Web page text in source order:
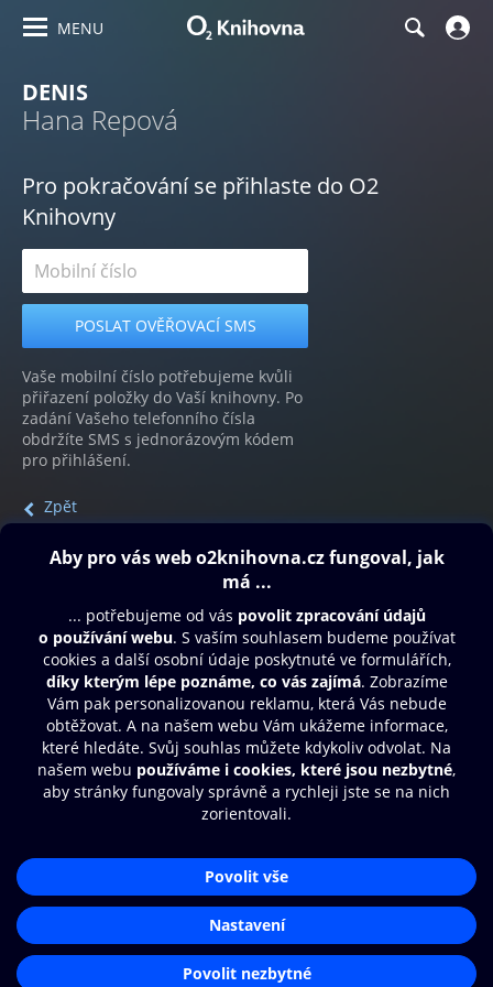
MENU
DENIS
Hana Repová
Pro pokračování se přihlaste do O2
Knihovny
Vaše mobilní číslo potřebujeme kvůli
přiřazení položky do Vaší knihovny. Po
zadání Vašeho telefonního čísla
obdržíte SMS s jednorázovým kódem
pro přihlášení.
Zpět
Obsah ke stažení
Moje O2 Knihovna
Další zábava
© O2 Czech Republic a.s.
Přístupnost
Zásady zpracování osobních údajů
Nastavení cookies
Aplikace O2 Knihovna
Čti a poslouchej své e-knihy a
audioknihy rychleji a pohodlněji.